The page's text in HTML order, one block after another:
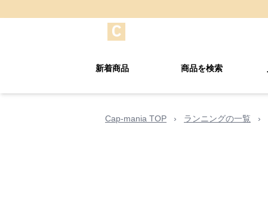
新着商品 商品を検索
Cap-mania TOP › ランニングの一覧 ›